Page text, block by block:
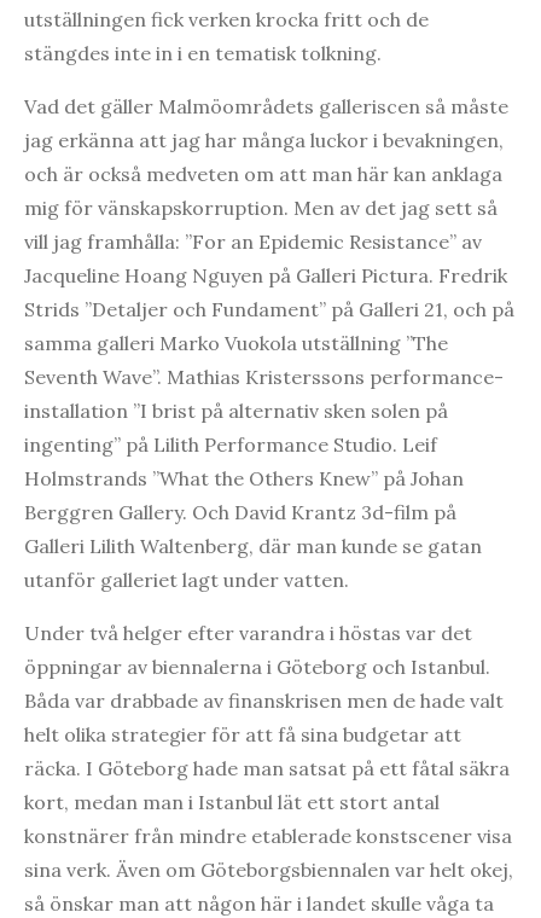
utställningen fick verken krocka fritt och de
stängdes inte in i en tematisk tolkning.
Vad det gäller Malmöområdets galleriscen så måste
jag erkänna att jag har många luckor i bevakningen,
och är också medveten om att man här kan anklaga
mig för vänskapskorruption. Men av det jag sett så
vill jag framhålla: ”For an Epidemic Resistance” av
Jacqueline Hoang Nguyen på Galleri Pictura. Fredrik
Strids ”Detaljer och Fundament” på Galleri 21, och på
samma galleri Marko Vuokola utställning ”The
Seventh Wave”. Mathias Kristerssons performance-
installation ”I brist på alternativ sken solen på
ingenting” på Lilith Performance Studio. Leif
Holmstrands ”What the Others Knew” på Johan
Berggren Gallery. Och David Krantz 3d-film på
Galleri Lilith Waltenberg, där man kunde se gatan
utanför galleriet lagt under vatten.
Under två helger efter varandra i höstas var det
öppningar av biennalerna i Göteborg och Istanbul.
Båda var drabbade av finanskrisen men de hade valt
helt olika strategier för att få sina budgetar att
räcka. I Göteborg hade man satsat på ett fåtal säkra
kort, medan man i Istanbul lät ett stort antal
konstnärer från mindre etablerade konstscener visa
sina verk. Även om Göteborgsbiennalen var helt okej,
så önskar man att någon här i landet skulle våga ta